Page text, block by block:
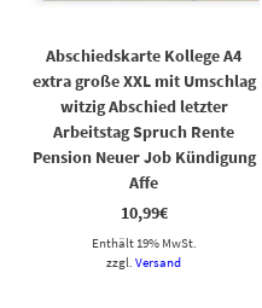
Abschiedskarte Kollege A4
extra große XXL mit Umschlag
witzig Abschied letzter
Arbeitstag Spruch Rente
Pension Neuer Job Kündigung
Affe
10,99€
Enthält 19% MwSt.
zzgl.Versand